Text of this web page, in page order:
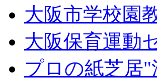
大阪市学校園
大阪保育運動
プロの紙芝居